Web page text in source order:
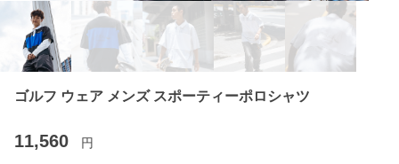
ゴルフ ウェア メンズ スポーティーポロシャツ
11,560 円